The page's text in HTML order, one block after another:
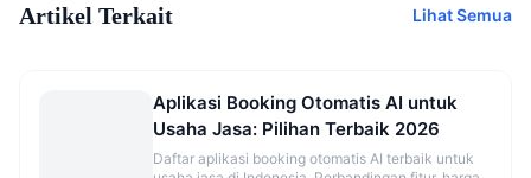
Artikel Terkait Lihat Semua
Aplikasi Booking Otomatis AI untuk
Usaha Jasa: Pilihan Terbaik 2026
Daftar aplikasi booking otomatis AI terbaik untuk